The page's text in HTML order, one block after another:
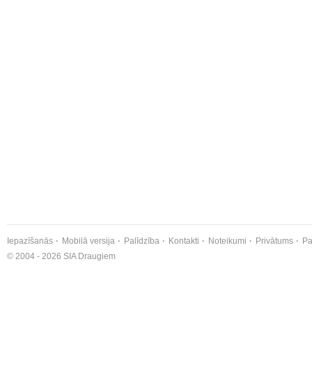
Iepazīšanās Mobilā versija Palīdzība Kontakti Noteikumi Privātums
© 2004 - 2026 SIA Draugiem